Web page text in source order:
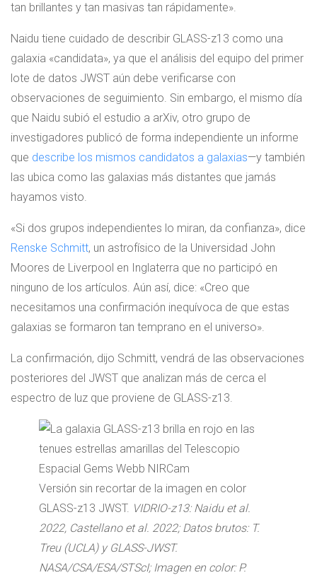
tan brillantes y tan masivas tan rápidamente».
Naidu tiene cuidado de describir GLASS-z13 como una
galaxia «candidata», ya que el análisis del equipo del primer
lote de datos JWST aún debe verificarse con
observaciones de seguimiento. Sin embargo, el mismo día
que Naidu subió el estudio a arXiv, otro grupo de
investigadores publicó de forma independiente un informe
que describe los mismos candidatos a galaxias—y también
las ubica como las galaxias más distantes que jamás
hayamos visto.
«Si dos grupos independientes lo miran, da confianza», dice
Renske Schmitt, un astrofísico de la Universidad John
Moores de Liverpool en Inglaterra que no participó en
ninguno de los artículos. Aún así, dice: «Creo que
necesitamos una confirmación inequívoca de que estas
galaxias se formaron tan temprano en el universo».
La confirmación, dijo Schmitt, vendrá de las observaciones
posteriores del JWST que analizan más de cerca el
espectro de luz que proviene de GLASS-z13.
Versión sin recortar de la imagen en color
GLASS-z13 JWST. VIDRIO-z13: Naidu et al.
2022, Castellano et al. 2022; Datos brutos: T.
Treu (UCLA) y GLASS-JWST.
NASA/CSA/ESA/STScI; Imagen en color: P.